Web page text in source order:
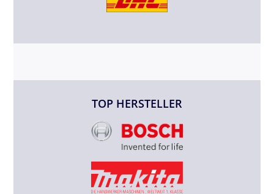
TOP HERSTELLER